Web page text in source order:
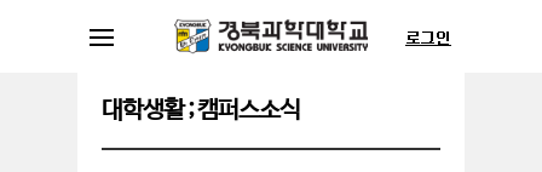
대학생활 ; 캠퍼스소식